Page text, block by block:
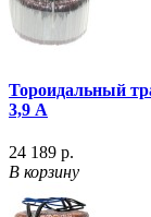
Тороидальный
3,9 А
24 189 р.
В корзину